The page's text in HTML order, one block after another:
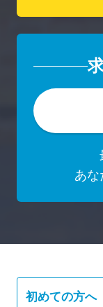
あな
初めての方へ